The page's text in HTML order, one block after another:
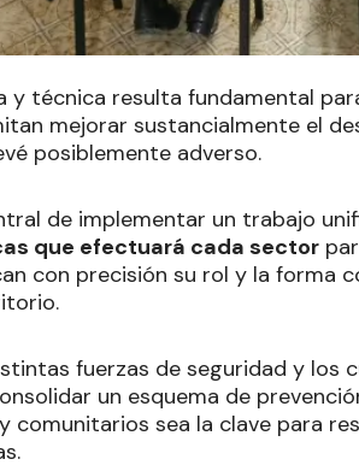
y técnica resulta fundamental
mejorar sustancialmente el
posiblemente adverso.
de implementar un trabajo
que efectuará cada sector
con precisión su rol y la forma
fuerzas de seguridad y los
un esquema de
comunitarios sea la clave para